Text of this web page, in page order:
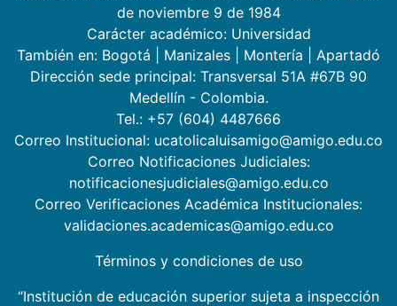
de noviembre 9 de 1984
Carácter académico: Universidad
También en: Bogotá Manizales Montería
Apartadó
Dirección sede principal: Transversal 51A #67B 90
Medellín - Colombia.
Tel.: +57 (604) 4487666
Correo Institucional: ucatolicaluisamigo@amigo.edu.co
Correo Notificaciones Judiciales:
notificacionesjudiciales@amigo.edu.co
Correo Verificaciones Académica Institucionales:
validaciones.academicas@amigo.edu.co
Términos y condiciones de uso
“Institución de educación superior sujeta a inspección